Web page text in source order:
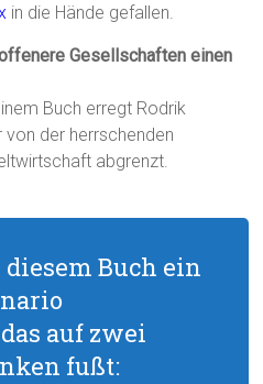
in die Hände gefallen.
Gesellschaften einen
Buch erregt Rodrik
von der herrschenden
abgrenzt.
Buch ein
auf zwei
fußt: